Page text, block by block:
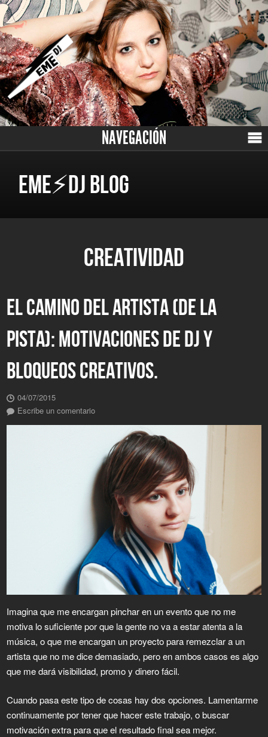
NAVEGACIÓN
EME⚡DJ BLOG
CREATIVIDAD
EL CAMINO DEL ARTISTA (DE LA
PISTA): MOTIVACIONES DE DJ Y
BLOQUEOS CREATIVOS.
04/07/2015
Escribe un comentario
Imagina que me encargan pinchar en un evento que no me
motiva lo suficiente por que la gente no va a estar atenta a la
música, o que me encargan un proyecto para remezclar a un
artista que no me dice demasiado, pero en ambos casos es algo
que me dará visibilidad, promo y dinero fácil.
Cuando pasa este tipo de cosas hay dos opciones. Lamentarme
continuamente por tener que hacer este trabajo, o buscar
motivación extra para que el resultado final sea mejor.